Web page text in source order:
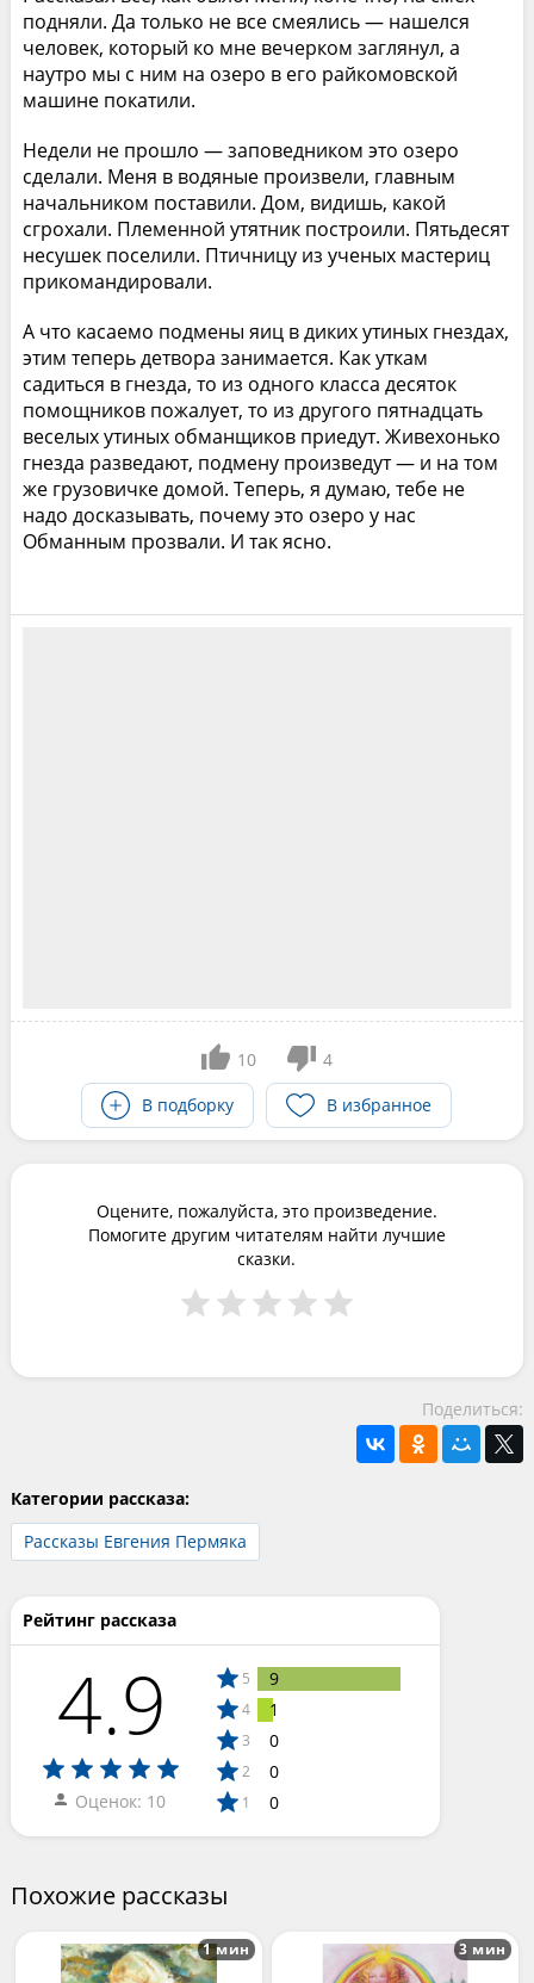
подняли. Да только не все смеялись — нашелся
человек, который ко мне вечерком заглянул, а
наутро мы с ним на озеро в его райкомовской
машине покатили.
Недели не прошло — заповедником это озеро
сделали. Меня в водяные произвели, главным
начальником поставили. Дом, видишь, какой
сгрохали. Племенной утятник построили. Пятьдесят
несушек поселили. Птичницу из ученых мастериц
прикомандировали.
А что касаемо подмены яиц в диких утиных гнездах,
этим теперь детвора занимается. Как уткам
садиться в гнезда, то из одного класса десяток
помощников пожалует, то из другого пятнадцать
веселых утиных обманщиков приедут. Живехонько
гнезда разведают, подмену произведут — и на том
же грузовичке домой. Теперь, я думаю, тебе не
надо досказывать, почему это озеро у нас
Обманным прозвали. И так ясно.
10
4
В подборку
В избранное
Оцените, пожалуйста, это произведение.
Помогите другим читателям найти лучшие
сказки.
Поделиться:
Категории рассказа:
Рассказы Евгения Пермяка
Рейтинг рассказа
4.9
Оценок: 10
5 9
4 1
3 0
2 0
1 0
Похожие рассказы
1 мин 3 мин